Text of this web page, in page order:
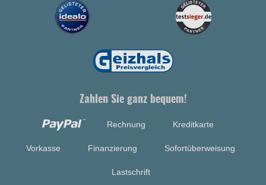
Zahlen Sie ganz bequem!
Rechnung Kreditkarte
Vorkasse Finanzierung Sofortüberweisung
Lastschrift